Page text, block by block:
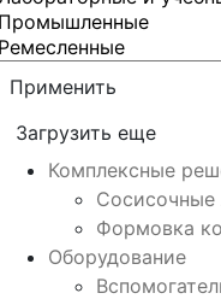
Применить
Загрузить еще
Комплексные
Сосисочные
Формовка
Оборудование